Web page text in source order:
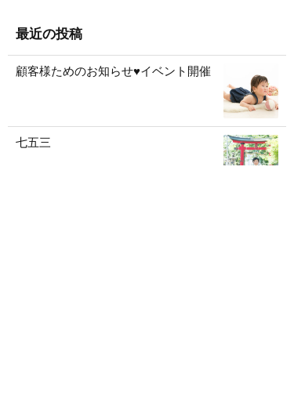
最近の投稿
顧客様ためのお知らせ♥イベント開催
七五三